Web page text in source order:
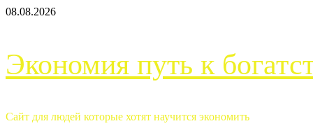
Перейти
08.08.2026
Экономия путь к
Сайт для людей которые хотят научится экономить